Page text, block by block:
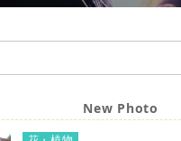
New Photo